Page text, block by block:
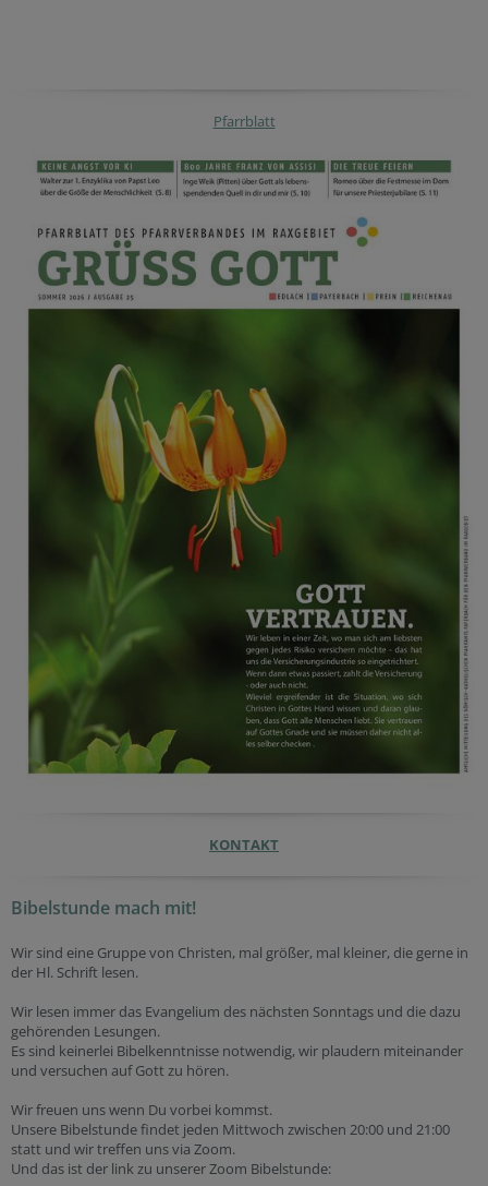
Pfarrblatt
KONTAKT
Bibelstunde mach mit!
Wir sind eine Gruppe von Christen, mal größer, mal kleiner, die gerne in
der Hl. Schrift lesen.
Wir lesen immer das Evangelium des nächsten Sonntags und die dazu
gehörenden Lesungen.
Es sind keinerlei Bibelkenntnisse notwendig, wir plaudern miteinander
und versuchen auf Gott zu hören.
Wir freuen uns wenn Du vorbei kommst.
Unsere Bibelstunde findet jeden Mittwoch zwischen 20:00 und 21:00
statt und wir treffen uns via Zoom.
Und das ist der link zu unserer Zoom Bibelstunde: